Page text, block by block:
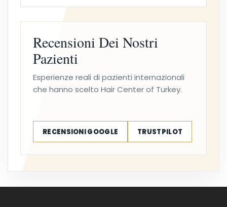
Recensioni Dei Nostri
Pazienti
Esperienze reali di pazienti internazionali
che hanno scelto Hair Center of Turkey.
RECENSIONI GOOGLE TRUSTPILOT